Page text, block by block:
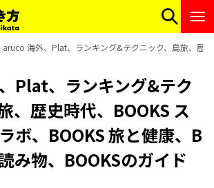
aruco 海外、Plat、ランキング&テクニック、島旅、歴
Plat、ランキング&テク
、歴史時代、BOOKS ス
ボ、BOOKS 旅と健康、B
み物、BOOKSのガイド